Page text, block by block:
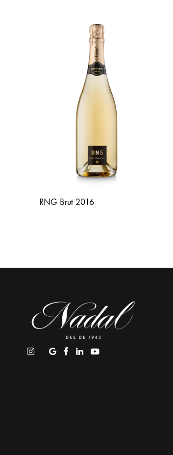
RNG Brut 2016